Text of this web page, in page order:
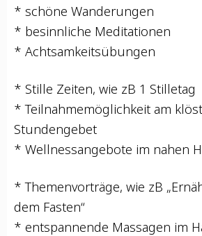
* schö­ne Wanderungen
* besinn­li­che Meditationen
* Achtsamkeitsübungen
* Stil­le Zei­ten, wie zB 1 Stilletag
* Teil­nah­me­mög­lich­keit am
Stundengebet
* Well­ness­an­ge­bo­te im nahen
* The­men­vor­trä­ge, wie zB
dem Fasten“
* ent­span­nen­de Mas­sa­gen im